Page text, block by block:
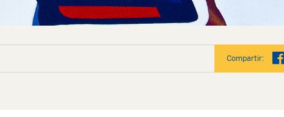
Compartir: